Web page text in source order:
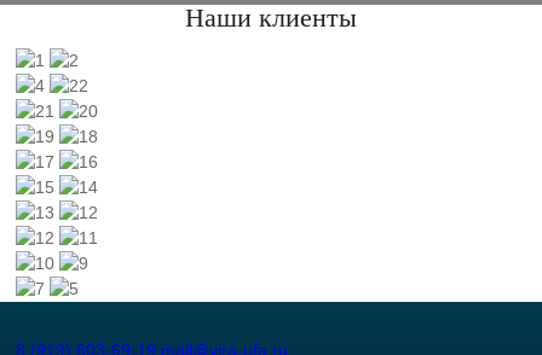
Наши клиенты
8 (919) 603-69-19 mail@vira-ufa.ru